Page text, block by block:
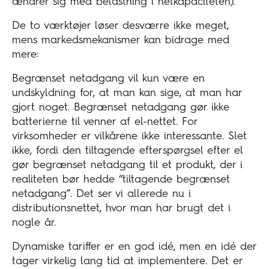
De to værktøjer løser desværre ikke meget,
mens markedsmekanismer kan bidrage med
mere:
Begrænset netadgang vil kun være en
undskyldning for, at man kan sige, at man har
gjort noget. Begrænset netadgang gør ikke
batterierne til venner af el-nettet. For
virksomheder er vilkårene ikke interessante. Slet
ikke, fordi den tiltagende efterspørgsel efter el
gør begrænset netadgang til et produkt, der i
realiteten bør hedde “tiltagende begrænset
netadgang”. Det ser vi allerede nu i
distributionsnettet, hvor man har brugt det i
nogle år.
Dynamiske tariffer er en god idé, men en idé der
tager virkelig lang tid at implementere. Det er